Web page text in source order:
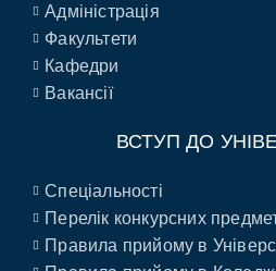
Адміністрація
Факультети
Кафедри
Вакансії
ВСТУП ДО
Спеціальності
Перелік конкурсних
Правила прийому в